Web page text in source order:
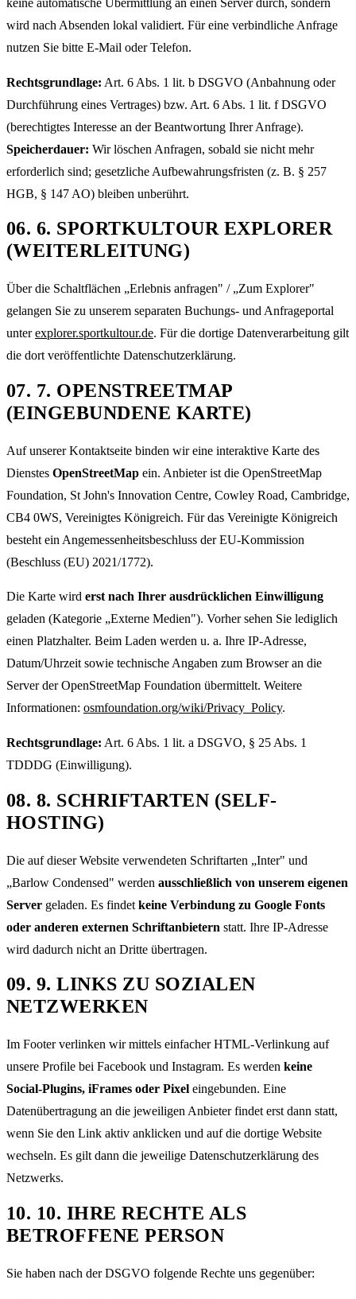
keine automatische Übermittlung an einen Server durch, sondern
wird nach Absenden lokal validiert. Für eine verbindliche Anfrage
nutzen Sie bitte E-Mail oder Telefon.
Rechtsgrundlage: Art. 6 Abs. 1 lit. b DSGVO (Anbahnung oder
Durchführung eines Vertrages) bzw. Art. 6 Abs. 1 lit. f DSGVO
(berechtigtes Interesse an der Beantwortung Ihrer Anfrage).
Speicherdauer: Wir löschen Anfragen, sobald sie nicht mehr
erforderlich sind; gesetzliche Aufbewahrungsfristen (z. B. § 257
HGB, § 147 AO) bleiben unberührt.
06. 6. SPORTKULTOUR EXPLORER
(WEITERLEITUNG)
Über die Schaltflächen „Erlebnis anfragen" / „Zum Explorer"
gelangen Sie zu unserem separaten Buchungs- und Anfrageportal
unter explorer.sportkultour.de. Für die dortige Datenverarbeitung gilt
die dort veröffentlichte Datenschutzerklärung.
07. 7. OPENSTREETMAP
(EINGEBUNDENE KARTE)
Auf unserer Kontaktseite binden wir eine interaktive Karte des
Dienstes OpenStreetMap ein. Anbieter ist die OpenStreetMap
Foundation, St John's Innovation Centre, Cowley Road, Cambridge,
CB4 0WS, Vereinigtes Königreich. Für das Vereinigte Königreich
besteht ein Angemessenheitsbeschluss der EU-Kommission
(Beschluss (EU) 2021/1772).
Die Karte wird erst nach Ihrer ausdrücklichen Einwilligung
geladen (Kategorie „Externe Medien"). Vorher sehen Sie lediglich
einen Platzhalter. Beim Laden werden u. a. Ihre IP-Adresse,
Datum/Uhrzeit sowie technische Angaben zum Browser an die
Server der OpenStreetMap Foundation übermittelt. Weitere
Informationen: osmfoundation.org/wiki/Privacy_Policy.
Rechtsgrundlage: Art. 6 Abs. 1 lit. a DSGVO, § 25 Abs. 1
TDDDG (Einwilligung).
08. 8. SCHRIFTARTEN (SELF-
HOSTING)
Die auf dieser Website verwendeten Schriftarten „Inter" und
„Barlow Condensed" werden ausschließlich von unserem eigenen
Server geladen. Es findet keine Verbindung zu Google Fonts
oder anderen externen Schriftanbietern statt. Ihre IP-Adresse
wird dadurch nicht an Dritte übertragen.
09. 9. LINKS ZU SOZIALEN
NETZWERKEN
Im Footer verlinken wir mittels einfacher HTML-Verlinkung auf
unsere Profile bei Facebook und Instagram. Es werden keine
Social-Plugins, iFrames oder Pixel eingebunden. Eine
Datenübertragung an die jeweiligen Anbieter findet erst dann statt,
wenn Sie den Link aktiv anklicken und auf die dortige Website
wechseln. Es gilt dann die jeweilige Datenschutzerklärung des
Netzwerks.
10. 10. IHRE RECHTE ALS
BETROFFENE PERSON
Sie haben nach der DSGVO folgende Rechte uns gegenüber: